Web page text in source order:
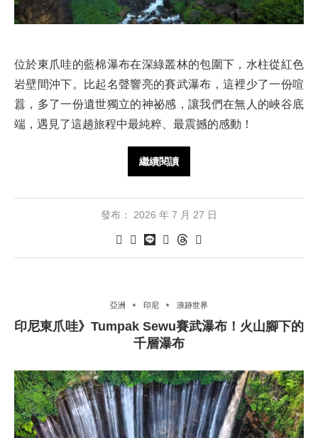
位於東爪哇的藍棉瀑布在深綠叢林的包圍下，水柱從紅色
岩壁間沖下。比起名聲響亮的賽武瀑布，這裡少了一份喧
囂，多了一份遺世獨立的神祕感，讓我們在無人的峽谷底
端，遇見了這趟旅程中最純粹、最震撼的感動！
繼續閱讀
發布： 2026 年 7 月 27 日
亞洲 印尼 浪跡世界
印尼東爪哇》Tumpak Sewu賽武瀑布！火山腳下的
千層瀑布